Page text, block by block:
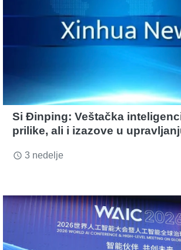
Si Đinping: Veštačka
prilike, ali i izazove u
access_time 3 nedelje